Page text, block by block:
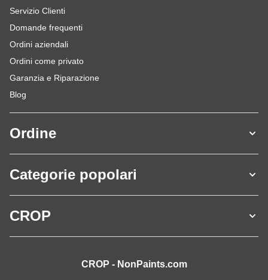
Servizio Clienti
Domande frequenti
Ordini aziendali
Ordini come privato
Garanzia e Riparazione
Blog
Ordine
Categorie popolari
CROP
CROP - NonPaints.com